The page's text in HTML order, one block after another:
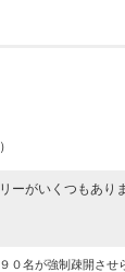
）
ーがいくつもあり
０名が強制疎開させ